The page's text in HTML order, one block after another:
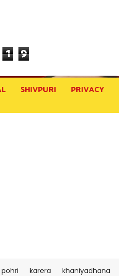
1 9
SHIVPURI PRIVACY
pohri karera khaniyadhana